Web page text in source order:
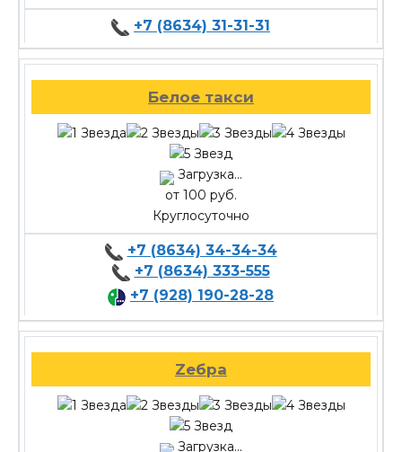
+7 (8634) 31-31-31
Белое такси
Загрузка...
от 100 руб.
Круглосуточно
+7 (8634) 34-34-34
+7 (8634) 333-555
+7 (928) 190-28-28
Zебра
Загрузка...